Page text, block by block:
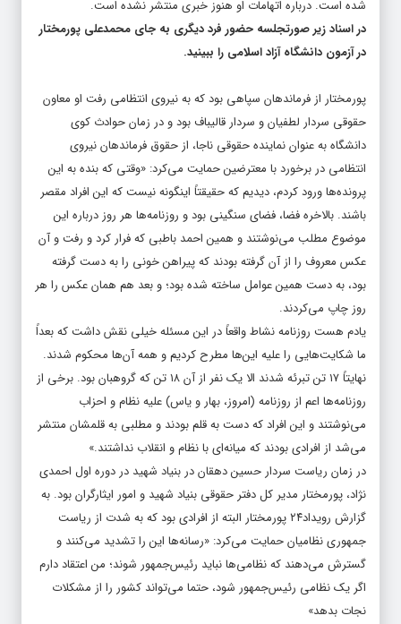
شده است. درباره اتهامات او هنوز خبری منتشر نشده است.
در اسناد زیر صورتجلسه حضور فرد دیگری به جای محمدعلی پورمختار
در آزمون دانشگاه آزاد اسلامی را ببینید.
پورمختار از فرماندهان سپاهی بود که به نیروی انتظامی رفت او معاون
حقوقی سردار لطفیان و سردار قالیباف بود و در زمان حوادث کوی
دانشگاه به عنوان نماینده‌ حقوقی ناجا، از حقوق فرماندهان نیروی
انتظامی در برخورد با معترضین حمایت می‌کرد: «وقتی که بنده به این
پرونده‌ها ورود کردم، دیدیم که حقیقتاً اینگونه نیست که این افراد مقصر
باشند. بالاخره فضا، فضای سنگینی بود و روزنامه‌ها هر روز درباره این
موضوع مطلب می‌نوشتند و همین احمد باطبی که فرار کرد و رفت و آن
عکس معروف را از آن گرفته بودند که پیراهن خونی را به دست گرفته
بود، به دست همین عوامل ساخته شده بود؛ و بعد هم همان عکس را هر
روز چاپ می‌کردند.
یادم هست روزنامه نشاط واقعاً در این مسئله خیلی نقش داشت که بعداً
ما شکایت‌هایی را علیه این‌ها مطرح کردیم و همه آن‌ها محکوم شدند.
نهایتاً ۱۷ تن تبرئه شدند الا یک نفر از آن ۱۸ تن که گروهبان بود. برخی از
روزنامه‌ها اعم از روزنامه (امروز، بهار و یاس) علیه نظام و احزاب
می‌نوشتند و این افراد که دست به قلم بودند و مطلبی به قلمشان منتشر
می‌شد از افرادی بودند که میانه‌ای با نظام و انقلاب نداشتند.»
در زمان ریاست سردار حسین دهقان در بنیاد شهید در دوره اول احمدی
نژاد، پورمختار مدیر کل دفتر حقوقی بنیاد شهید و امور ایثارگران بود. به
گزارش رویداد۲۴ پورمختار البته از افرادی بود که به شدت از ریاست
جمهوری نظامیان حمایت می‌کرد: «رسانه‌ها این را تشدید می‌کنند و
گسترش می‌دهند که نظامی‌ها نباید رئیس‌جمهور شوند؛ من اعتقاد دارم
اگر یک نظامی رئیس‌جمهور شود، حتما می‌تواند کشور را از مشکلات
نجات بدهد»